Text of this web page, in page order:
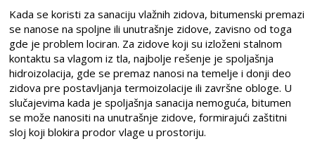
Kada se koristi za sanaciju vlažnih zidova, bitumenski premazi
se nanose na spoljne ili unutrašnje zidove, zavisno od toga
gde je problem lociran. Za zidove koji su izloženi stalnom
kontaktu sa vlagom iz tla, najbolje rešenje je spoljašnja
hidroizolacija, gde se premaz nanosi na temelje i donji deo
zidova pre postavljanja termoizolacije ili završne obloge. U
slučajevima kada je spoljašnja sanacija nemoguća, bitumen
se može nanositi na unutrašnje zidove, formirajući zaštitni
sloj koji blokira prodor vlage u prostoriju.